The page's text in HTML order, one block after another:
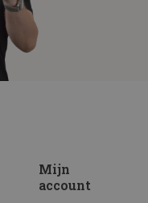
Mijn
account